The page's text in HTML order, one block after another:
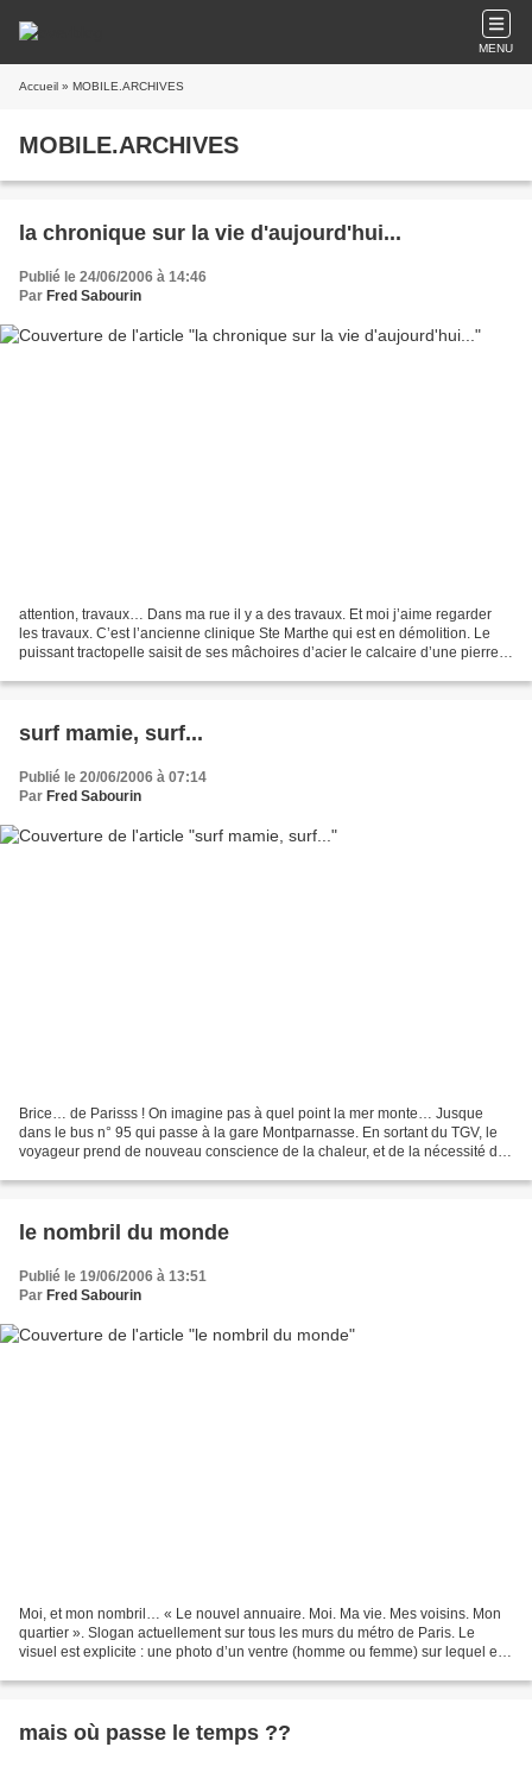
MENU
Accueil » MOBILE.ARCHIVES
MOBILE.ARCHIVES
la chronique sur la vie d'aujourd'hui...
Publié le 24/06/2006 à 14:46
Par Fred Sabourin
attention, travaux… Dans ma rue il y a des travaux. Et moi j’aime regarder
les travaux. C’est l’ancienne clinique Ste Marthe qui est en démolition. Le
puissant tractopelle saisit de ses mâchoires d’acier le calcaire d’une pierre
surf mamie, surf...
Publié le 20/06/2006 à 07:14
Par Fred Sabourin
Brice… de Parisss ! On imagine pas à quel point la mer monte… Jusque
dans le bus n° 95 qui passe à la gare Montparnasse. En sortant du TGV, le
voyageur prend de nouveau conscience de la chaleur, et de la nécessité d’y
le nombril du monde
Publié le 19/06/2006 à 13:51
Par Fred Sabourin
Moi, et mon nombril… « Le nouvel annuaire. Moi. Ma vie. Mes voisins. Mon
quartier ». Slogan actuellement sur tous les murs du métro de Paris. Le
visuel est explicite : une photo d’un ventre (homme ou femme) sur lequel est
mais où passe le temps ??